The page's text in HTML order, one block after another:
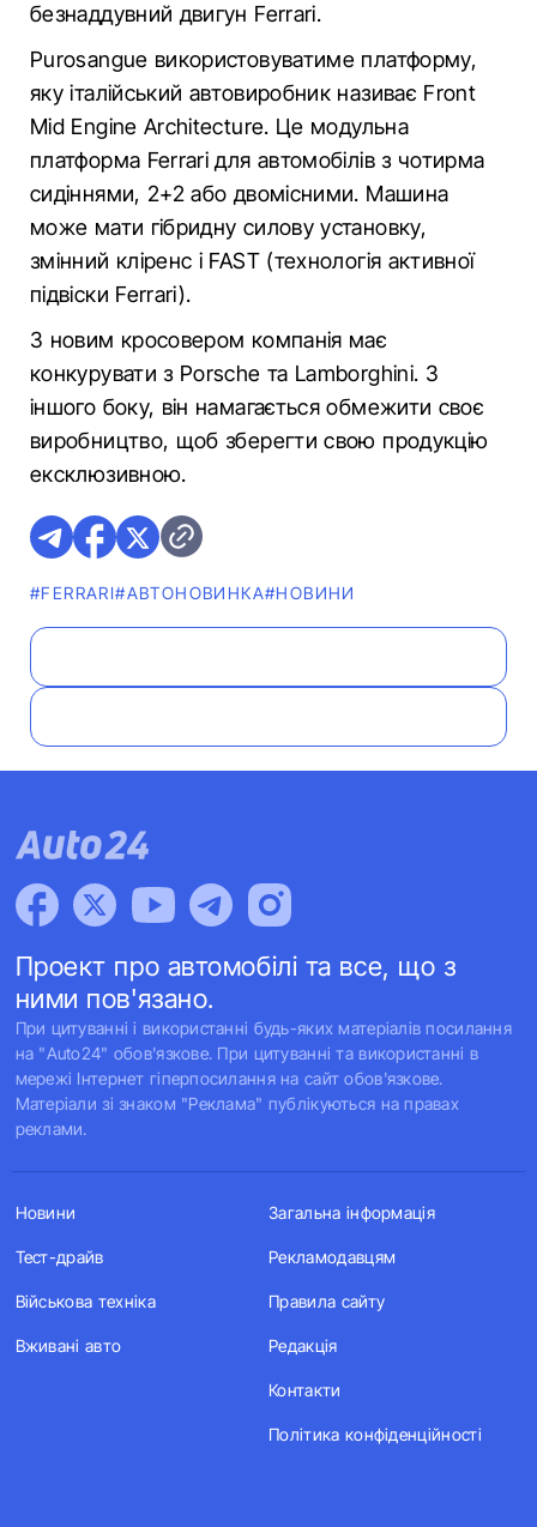
безнаддувний двигун Ferrari.
Purosangue використовуватиме платформу,
яку італійський автовиробник називає Front
Mid Engine Architecture. Це модульна
платформа Ferrari для автомобілів з чотирма
сидіннями, 2+2 або двомісними. Машина
може мати гібридну силову установку,
змінний кліренс і FAST (технологія активної
підвіски Ferrari).
З новим кросовером компанія має
конкурувати з Porsche та Lamborghini. З
іншого боку, він намагається обмежити своє
виробництво, щоб зберегти свою продукцію
ексклюзивною.
#FERRARI#АВТОНОВИНКА#НОВИНИ
Проект про автомобілі та все, що з
ними пов'язано.
При цитуванні і використанні будь-яких матеріалів посилання
на "Auto24" обов'язкове. При цитуванні та використанні в
мережі Інтернет гіперпосилання на сайт обов'язкове.
Матеріали зі знаком "Реклама" публікуються на правах
реклами.
Новини
Тест-драйв
Військова техніка
Вживані авто
Загальна інформація
Рекламодавцям
Правила сайту
Редакція
Контакти
Політика конфіденційності